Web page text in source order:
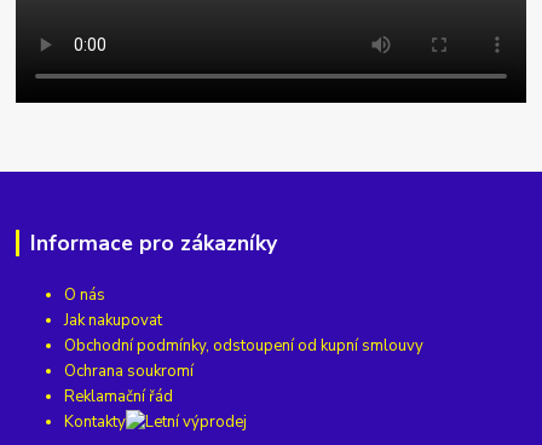
Informace pro zákazníky
O nás
Jak nakupovat
Obchodní podmínky, odstoupení od kupní smlouvy
Ochrana soukromí
Reklamační řád
Kontakty